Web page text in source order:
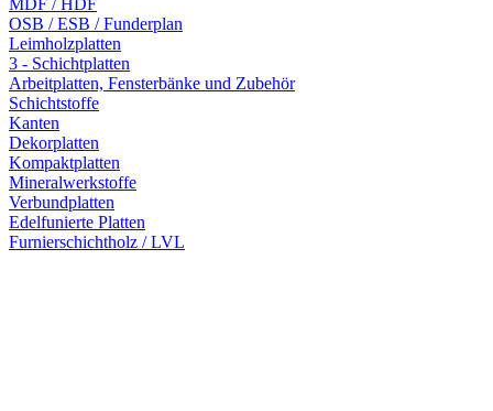
MDF / HDF
OSB / ESB / Funderplan
Leimholzplatten
3 - Schichtplatten
Arbeitplatten, Fensterbänke und Zubehör
Schichtstoffe
Kanten
Dekorplatten
Kompaktplatten
Mineralwerkstoffe
Verbundplatten
Edelfunierte Platten
Furnierschichtholz / LVL